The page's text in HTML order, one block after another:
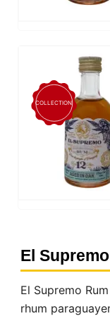
COLLECTION
El
El Supremo
rhum